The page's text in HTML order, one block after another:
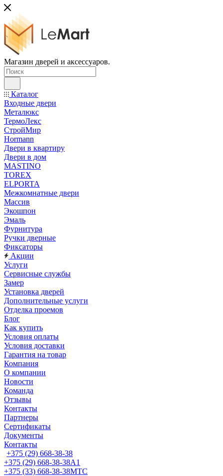
Магазин дверей и аксессуаров.
Каталог
Входные двери
Металюкс
ТермоЛекс
СтройМир
Hormann
Двери в квартиру
Двери в дом
MASTINO
TOREX
ELPORTA
Межкомнатные двери
Массив
Экошпон
Эмаль
Фурнитура
Ручки дверные
Фиксаторы
Акции
Услуги
Сервисные службы
Замер
Установка дверей
Дополнительные услуги
Отделка проемов
Блог
Как купить
Условия оплаты
Условия доставки
Гарантия на товар
Компания
О компании
Новости
Команда
Отзывы
Контакты
Партнеры
Сертификаты
Документы
Контакты
+375 (29) 668-38-38
+375 (29) 668-38-38A1
+375 (33) 668-38-38МТС